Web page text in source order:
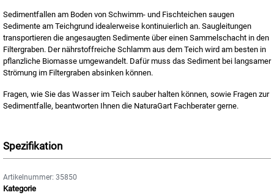
Sedimentfallen am Boden von Schwimm- und Fischteichen saugen
Sedimente am Teichgrund idealerweise kontinuierlich an. Saugleitungen
transportieren die angesaugten Sedimente über einen Sammelschacht in den
Filtergraben. Der nährstoffreiche Schlamm aus dem Teich wird am besten in
pflanzliche Biomasse umgewandelt. Dafür muss das Sediment bei langsamer
Strömung im Filtergraben absinken können.
Fragen, wie Sie das Wasser im Teich sauber halten können, sowie Fragen zur
Sedimentfalle, beantworten Ihnen die NaturaGart Fachberater gerne.
Spezifikation
Artikelnummer: 35850
Kategorie